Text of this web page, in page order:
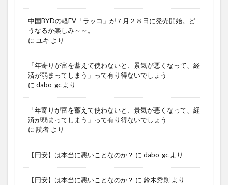
中国BYDの軽EV「ラッコ」が７月２８日に発売開始。ど
うなるか楽しみ～～。
に ユキ より
「年寄りが富を蓄えて使わないと、景気が悪くなって、経
済が弱まってしまう」って有り得ないでしょう
に dabo_gc より
「年寄りが富を蓄えて使わないと、景気が悪くなって、経
済が弱まってしまう」って有り得ないでしょう
に 読者 より
【円安】は本当に悪いことなのか？ に dabo_gc より
【円安】は本当に悪いことなのか？ に 鈴木秀則 より